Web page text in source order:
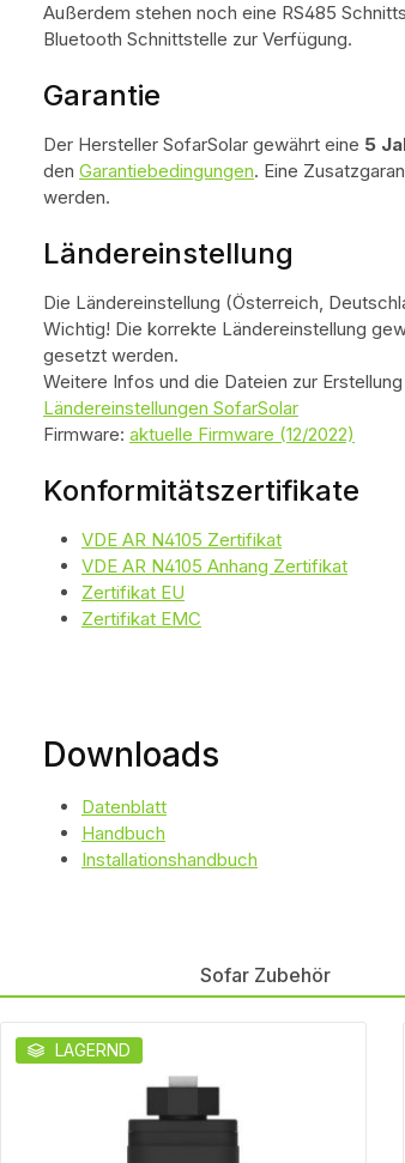
Außerdem stehen noch eine RS485
Bluetooth Schnittstelle zur Verfügung.
Garantie
Der Hersteller SofarSolar gewährt eine 5
den Garantiebedingungen. Eine
werden.
Ländereinstellung
Die Ländereinstellung (Österreich,
Wichtig! Die korrekte Ländereinstellung
gesetzt werden.
Weitere Infos und die Dateien zur
Ländereinstellungen SofarSolar
Firmware: aktuelle Firmware (12/2022)
Konformitätszertifikate
VDE AR N4105 Zertifikat
VDE AR N4105 Anhang Zertifikat
Zertifikat EU
Zertifikat EMC
Downloads
Datenblatt
Handbuch
Installationshandbuch
Sofar Zubehör
Produktgalerie überspringen
LAGERND